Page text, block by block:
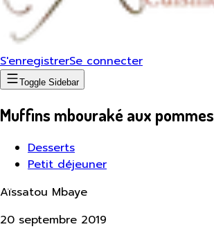
S'enregistrerSe connecter
Toggle Sidebar
Muffins mbouraké aux pommes
Desserts
Petit déjeuner
Aïssatou Mbaye
20 septembre 2019